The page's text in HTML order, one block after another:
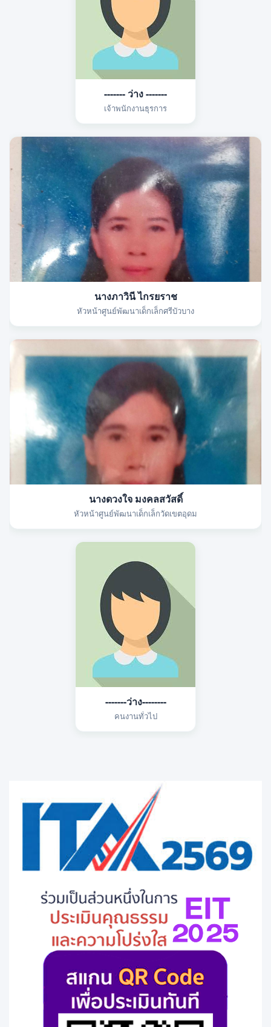
------- ว่าง -------
เจ้าพนักงานธุรการ
นางภาวินี ไกรยราช
หัวหน้าศูนย์พัฒนาเด็กเล็กศรีบัวบาง
นางดวงใจ มงคลสวัสดิ์
หัวหน้าศูนย์พัฒนาเด็กเล็กวัดเขตอุดม
-------ว่าง--------
คนงานทั่วไป